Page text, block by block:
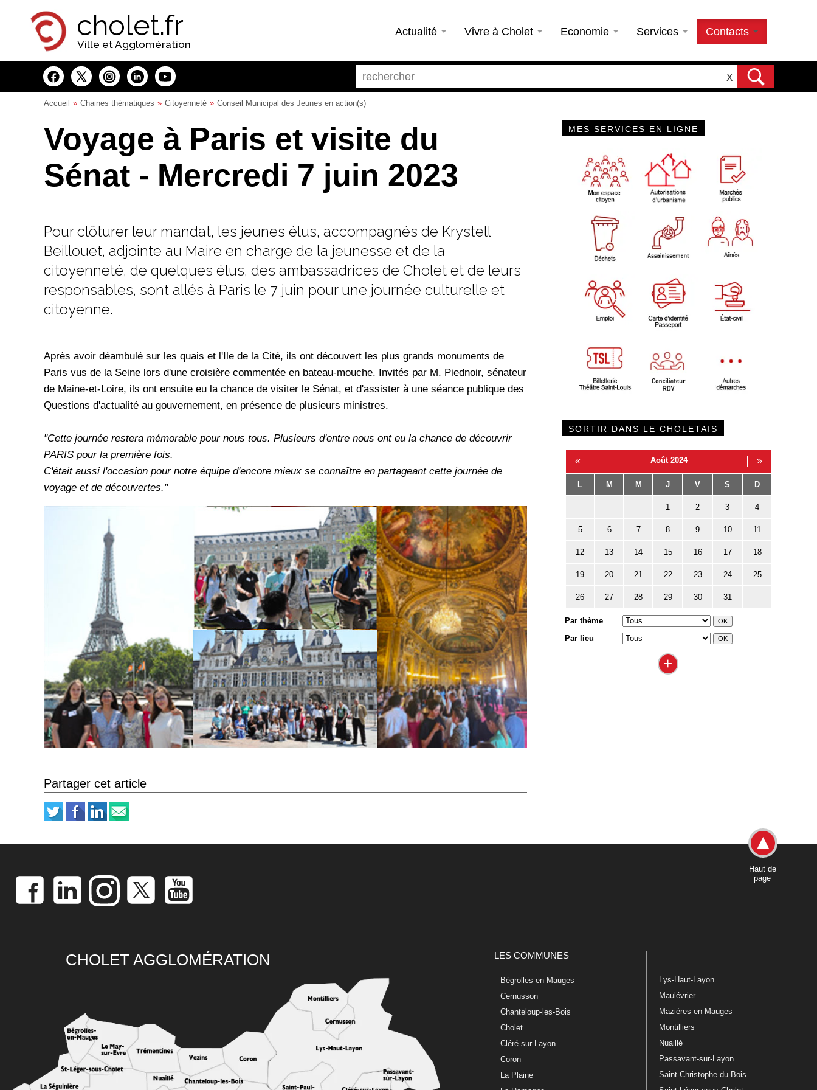
cholet.fr
Ville et Agglomération
Actualité Vivre à Cholet Economie Services Contacts
X
Accueil Chaines thématiques Citoyenneté Conseil Municipal des Jeunes en action(s)
Voyage à Paris et visite du
Sénat - Mercredi 7 juin 2023
Pour clôturer leur mandat, les jeunes élus, accompagnés de Krystell
Beillouet, adjointe au Maire en charge de la jeunesse et de la
citoyenneté, de quelques élus, des ambassadrices de Cholet et de leurs
responsables, sont allés à Paris le 7 juin pour une journée culturelle et
citoyenne.
Après avoir déambulé sur les quais et l'Ile de la Cité, ils ont découvert les plus grands monuments de
Paris vus de la Seine lors d'une croisière commentée en bateau-mouche. Invités par M. Piednoir, sénateur
de Maine-et-Loire, ils ont ensuite eu la chance de visiter le Sénat, et d'assister à une séance publique des
Questions d'actualité au gouvernement, en présence de plusieurs ministres.
"Cette journée restera mémorable pour nous tous. Plusieurs d'entre nous ont eu la chance de découvrir
PARIS pour la première fois.
C'était aussi l'occasion pour notre équipe d'encore mieux se connaître en partageant cette journée de
voyage et de découvertes."
Partager cet article
MES SERVICES EN LIGNE
SORTIR DANS LE CHOLETAIS
« Août 2024 »
L M M J V S D
1 2 3 4
5 6 7 8 9 10 11
12 13 14 15 16 17 18
19 20 21 22 23 24 25
26 27 28 29 30 31
Par thème
Par lieu
+
Haut de
page
CHOLET AGGLOMÉRATION LES COMMUNES
Bégrolles-en-Mauges
Cernusson
Chanteloup-les-Bois
Cholet
Cléré-sur-Layon
Coron
La Plaine
Lys-Haut-Layon
Maulévrier
Mazières-en-Mauges
Montilliers
Nuaillé
Passavant-sur-Layon
Saint-Christophe-du-Bois